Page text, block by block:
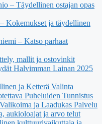
– Täydellinen ostajan opas
Kokemukset ja täydellinen
– Katso parhaat
mallit ja ostovinkit
Halvimman Lainan 2025
ja Ketterä Valinta
Puheluiden Tunnistus
ja Laadukas Palvelu
aukioloajat ja arvo telut